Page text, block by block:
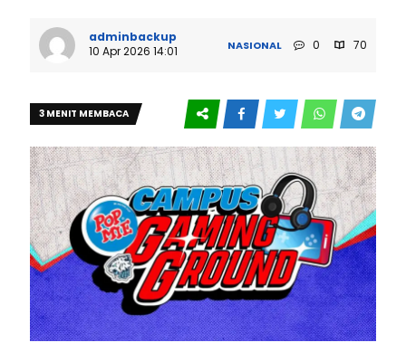
adminbackup
10 Apr 2026 14:01
NASIONAL 0 70
3 MENIT MEMBACA